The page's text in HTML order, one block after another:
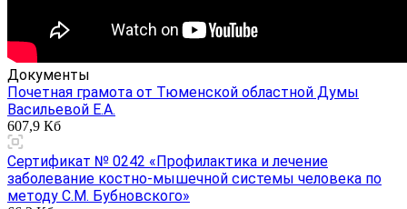
Документы
Почетная грамота от Тюменской областной Думы
Васильевой Е.А.
607,9 Кб
Сертификат № 0242 «Профилактика и лечение
заболевание костно-мышечной системы человека по
методу С.М. Бубновского»